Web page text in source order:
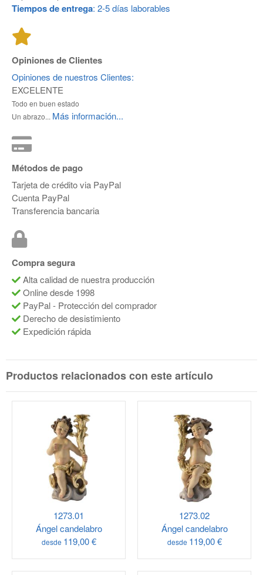
Tiempos de entrega: 2-5 días laborables
Opiniones de Clientes
Opiniones de nuestros Clientes:
EXCELENTE
Todo en buen estado
Un abrazo... Más información...
Métodos de pago
Tarjeta de crédito via PayPal
Cuenta PayPal
Transferencia bancaria
Compra segura
Alta calidad de nuestra producción
Online desde 1998
PayPal - Protección del comprador
Derecho de desistimiento
Expedición rápida
Productos relacionados con este artículo
1273.01
Ángel candelabro
desde 119,00 €
1273.02
Ángel candelabro
desde 119,00 €